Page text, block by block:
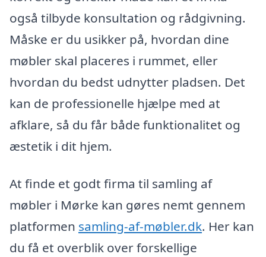
også tilbyde konsultation og rådgivning.
Måske er du usikker på, hvordan dine
møbler skal placeres i rummet, eller
hvordan du bedst udnytter pladsen. Det
kan de professionelle hjælpe med at
afklare, så du får både funktionalitet og
æstetik i dit hjem.
At finde et godt firma til samling af
møbler i Mørke kan gøres nemt gennem
platformen samling-af-møbler.dk. Her kan
du få et overblik over forskellige